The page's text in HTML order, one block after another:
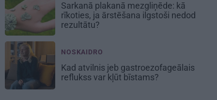
Sarkanā plakanā mezgliņēde: kā
rīkoties, ja ārstēšana ilgstoši nedod
rezultātu?
NOSKAIDRO
Kad atvilnis jeb gastroezofageālais
reflukss var kļūt bīstams?